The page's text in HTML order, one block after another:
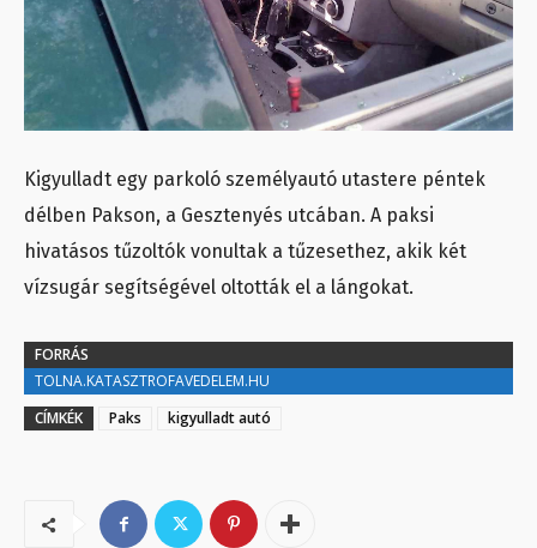
Kigyulladt egy parkoló személyautó utastere péntek
délben Pakson, a Gesztenyés utcában. A paksi
hivatásos tűzoltók vonultak a tűzesethez, akik két
vízsugár segítségével oltották el a lángokat.
FORRÁS
TOLNA.KATASZTROFAVEDELEM.HU
CÍMKÉK
Paks kigyulladt autó